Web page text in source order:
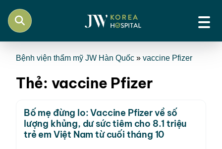
Bệnh viện thẩm mỹ JW Hàn Quốc » vaccine Pfizer
Thẻ: vaccine Pfizer
Bố mẹ đừng lo: Vaccine Pfizer về số
lượng khủng, dư sức tiêm cho 8.1 triệu
trẻ em Việt Nam từ cuối tháng 10